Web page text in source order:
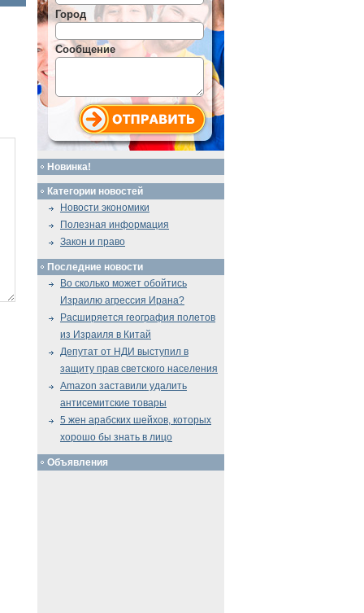
Город
Сообщение
Новинка!
Категории новостей
Новости экономики
Полезная информация
Закон и право
Последние новости
Во сколько может обойтись
Израилю агрессия Ирана?
Расширяется география полетов
из Израиля в Китай
Депутат от НДИ выступил в
защиту прав светского населения
Amazon заставили удалить
антисемитские товары
5 жен арабских шейхов, которых
хорошо бы знать в лицо
Объявления